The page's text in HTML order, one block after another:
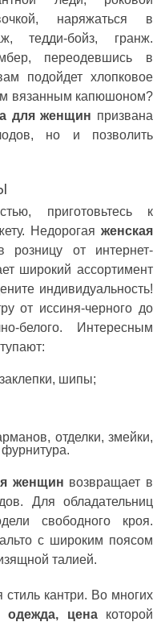
наряжаться в
тедди-бойз, гранж.
переодевшись в
подойдет хлопковое
вязанным капюшоном?
для женщин призвана
но и позволить
приготовьтесь к
Недорогая женская
от интернет-
широкий ассортимент
индивидуальность!
от иссиня-черного до
белого. Интересным
шипы;
отделки, змейки,
женщин возвращает в
Для обладательниц
свободного кроя.
с широким поясом
талией.
кантри. Во многих
одежда, ценакоторой